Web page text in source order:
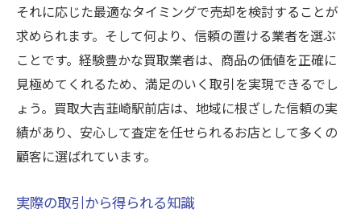
それに応じた最適なタイミングで売却を検討することが
求められます。そして何より、信頼の置ける業者を選ぶ
ことです。経験豊かな買取業者は、商品の価値を正確に
見極めてくれるため、満足のいく取引を実現できるでし
ょう。買取大吉韮崎駅前店は、地域に根ざした信頼の実
績があり、安心して査定を任せられるお店として多くの
顧客に選ばれています。
実際の取引から得られる知識